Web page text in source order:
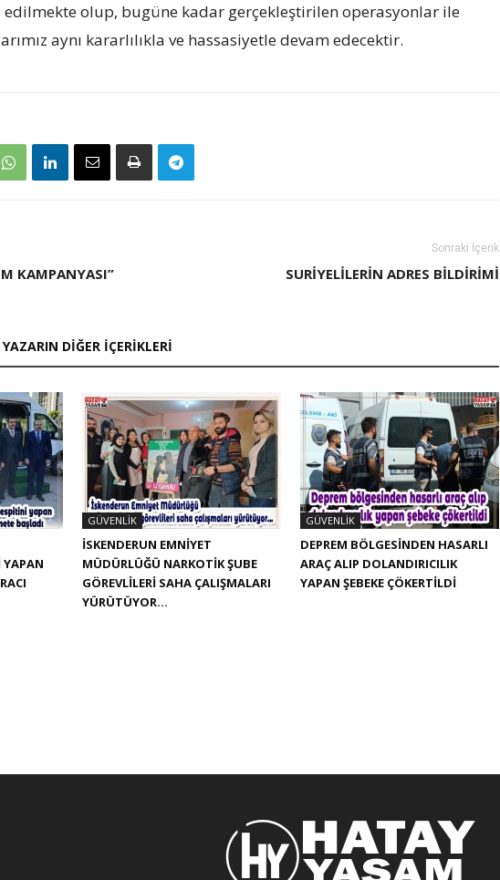
edilmekte olup, bugüne kadar gerçekleştirilen operasyonlar ile
aynı kararlılıkla ve hassasiyetle devam edecektir.
KAMPANYASI”
Sonraki İçerik
SURİYELİLERİN ADRES BİLDİRİMİ
YAZARIN DIĞER İÇERIKLERI
YAPAN
GÜVENLIK
İSKENDERUN EMNIYET
MÜDÜRLÜĞÜ NARKOTIK ŞUBE
GÖREVLILERI SAHA ÇALIŞMALARI
YÜRÜTÜYOR…
GÜVENLIK
DEPREM BÖLGESINDEN HASARLI
ARAÇ ALIP DOLANDIRICILIK
YAPAN ŞEBEKE ÇÖKERTILDI